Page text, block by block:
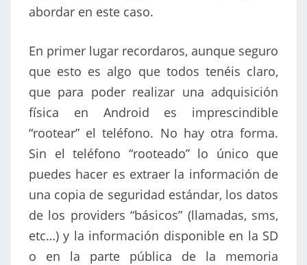
abordar en este caso.
En primer lugar recordaros, aunque seguro
que esto es algo que todos tenéis claro,
que para poder realizar una adquisición
física en Android es imprescindible
“rootear” el teléfono. No hay otra forma.
Sin el teléfono “rooteado” lo único que
puedes hacer es extraer la información de
una copia de seguridad estándar, los datos
de los providers “básicos” (llamadas, sms,
etc…) y la información disponible en la SD
o en la parte pública de la memoria